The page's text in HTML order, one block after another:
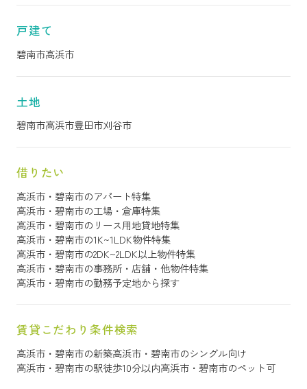
戸建て
碧南市高浜市
土地
碧南市高浜市豊田市刈谷市
借りたい
高浜市・碧南市のアパート特集
高浜市・碧南市の工場・倉庫特集
高浜市・碧南市のリース用地貸地特集
高浜市・碧南市の1K~1LDK物件特集
高浜市・碧南市の2DK~2LDK以上物件特集
高浜市・碧南市の事務所・店舗・他物件特集
高浜市・碧南市の勤務予定地から探す
賃貸こだわり条件検索
高浜市・碧南市の新築高浜市・碧南市のシングル向け
高浜市・碧南市の駅徒歩10分以内高浜市・碧南市のペット可